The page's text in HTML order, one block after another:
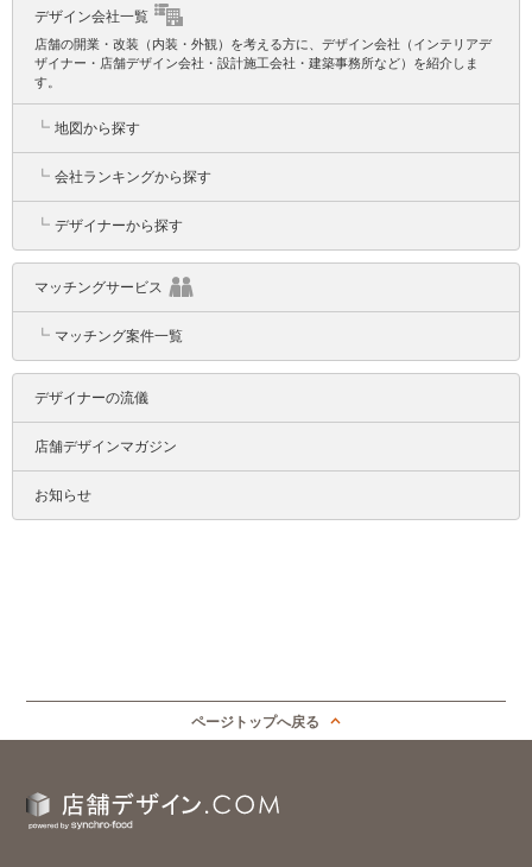
デザイン会社一覧
店舗の開業・改装（内装・外観）を考える方に、デザイン会社（インテリアデ
ザイナー・店舗デザイン会社・設計施工会社・建築事務所など）を紹介しま
す。
┗ 地図から探す
┗ 会社ランキングから探す
┗ デザイナーから探す
マッチングサービス
┗ マッチング案件一覧
デザイナーの流儀
店舗デザインマガジン
お知らせ
ページトップへ戻る